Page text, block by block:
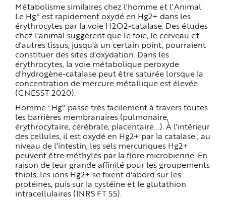
Métabolisme similaires chez l'homme et l'Animal.
Le Hg° est rapidement oxydé en Hg2+ dans les
érythrocytes par la voie H2O2-catalase. Des études
chez l'animal suggèrent que le foie, le cerveau et
d'autres tissus, jusqu'à un certain point, pourraient
constituer des sites d'oxydation. Dans les
érythrocytes, la voie métabolique peroxyde
d'hydrogène-catalase peut être saturée lorsque la
concentration de mercure métallique est élevée
(CNESST 2020).
Homme : Hg° passe très facilement à travers toutes
les barrières membranaires (pulmonaire,
érythrocytaire, cérébrale, placentaire...). À l'intérieur
des cellules, il est oxydé en Hg2+ par la catalase ; au
niveau de l'intestin, les sels mercuriques Hg2+
peuvent être méthylés par la flore microbienne. En
raison de leur grande affinité pour les groupements
thiols, les ions Hg2+ se fixent d'abord sur les
protéines, puis sur la cystéine et le glutathion
intracellulaires (INRS FT 55).